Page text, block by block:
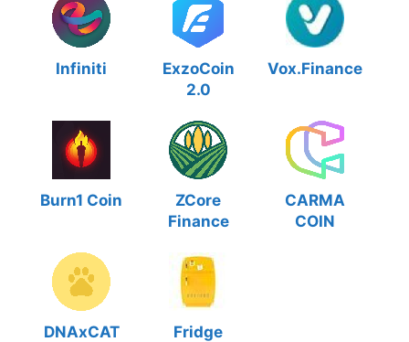
Infiniti
ExzoCoin
2.0
Vox.Finance
Burn1 Coin
ZCore
Finance
CARMA
COIN
DNAxCAT
Fridge